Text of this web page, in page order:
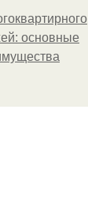
основные